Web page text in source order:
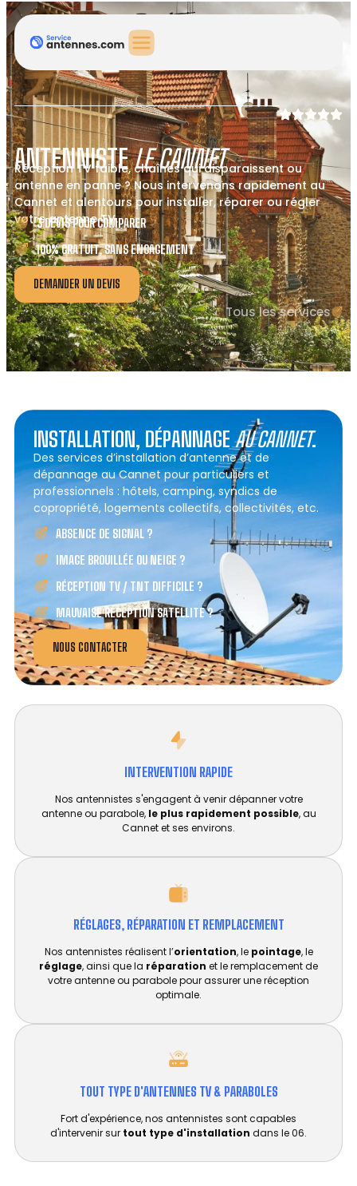
ANTENNISTELE CANNET
Réception TV faible, chaînes qui disparaissent ou
antenne en panne ? Nous intervenons rapidement au
Cannet et alentours pour installer, réparer ou régler
votre antenne TV.
3 DEVIS POUR COMPARER
100% GRATUIT, SANS ENGAGEMENT
DEMANDER UN DEVIS
Tous les services
INSTALLATION, DÉPANNAGEAU CANNET.
Des services d’installation d’antenne et de
dépannage au Cannet pour particuliers et
professionnels : hôtels, camping, syndics de
copropriété, logements collectifs, collectivités, etc.
ABSENCE DE SIGNAL ?
IMAGE BROUILLÉE OU NEIGE ?
RÉCEPTION TV / TNT DIFFICILE ?
MAUVAISE RÉCEPTION SATELLITE ?
NOUS CONTACTER
INTERVENTION RAPIDE
Nos antennistes s'engagent à venir dépanner votre
antenne ou parabole, le plus rapidement possible, au
Cannet et ses environs.
RÉGLAGES, RÉPARATION ET REMPLACEMENT​
Nos antennistes réalisent l’orientation, le pointage, le
réglage, ainsi que la réparation et le remplacement de
votre antenne ou parabole pour assurer une réception
optimale.
TOUT TYPE D'ANTENNES TV & PARABOLES
Fort d'expérience, nos antennistes sont capables
d'intervenir sur tout type d'installation dans le 06.